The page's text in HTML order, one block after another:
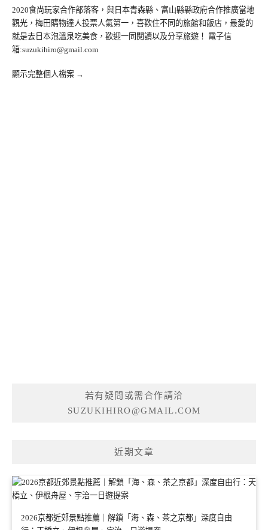
2020食尚玩家合作部落客，與日本青森縣、富山縣縣政府合作推廣當地
觀光，梅田購物達人投票人氣第一，喜歡住不同的旅館和飯店，最愛的
就是去日本泡溫泉吃美食，歡迎一同閱讀以及分享旅遊！ 電子信
箱:suzukihiro@gmail.com
顯示完整個人檔案 →
若有疑問或需合作請洽
SUZUKIHIRO@GMAIL.COM
近期文章
2026京都近郊景點推薦｜解鎖「海、森、茶之京都」深度自由